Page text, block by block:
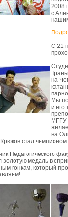
2008
с
С 21
—
на
Мы
и его
МГГУ
на
стал
Педагогического
золотую медаль в
гонкам, который